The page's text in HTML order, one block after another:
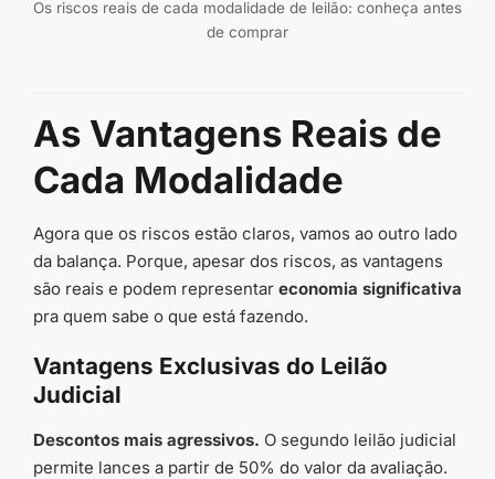
Os riscos reais de cada modalidade de leilão: conheça antes
de comprar
As Vantagens Reais de
Cada Modalidade
Agora que os riscos estão claros, vamos ao outro lado
da balança. Porque, apesar dos riscos, as vantagens
são reais e podem representar economia significativa
pra quem sabe o que está fazendo.
Vantagens Exclusivas do Leilão
Judicial
Descontos mais agressivos. O segundo leilão judicial
permite lances a partir de 50% do valor da avaliação.